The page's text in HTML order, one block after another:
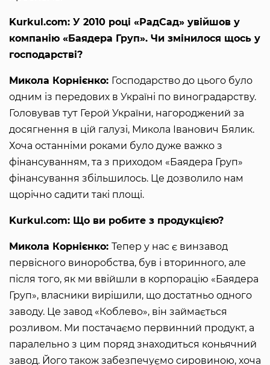
Kurkul.com: У 2010 році «РадСад» увійшов у
компанію «Баядера Груп». Чи змінилося щось у
господарстві?
Микола Корнієнко: Господарство до цього було
одним із передових в Україні по виноградарству.
Головував тут Герой України, нагороджений за
досягнення в цій галузі, Микола Іванович Бялик.
Хоча останніми роками було дуже важко з
фінансуванням, та з приходом «Баядера Груп»
фінансування збільшилось. Це дозволило нам
щорічно садити такі площі.
Kurkul.com: Що ви робите з продукцією?
Микола Корнієнко: Тепер у нас є винзавод
первісного виноробства, був і вторинного, але
після того, як ми ввійшли в корпорацію «Баядера
Груп», власники вирішили, що достатньо одного
заводу. Це завод «Коблево», він займається
розливом. Ми постачаємо первинний продукт, а
паралельно з цим поряд знаходиться коньячний
завод. Його також забезпечуємо сировиною, хоча